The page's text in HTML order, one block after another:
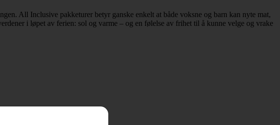
All Inclusive pakketurer betyr ganske enkelt at både voksne og barn kan nyte mat,
i løpet av ferien: sol og varme – og en følelse av frihet til å kunne velge og vrake